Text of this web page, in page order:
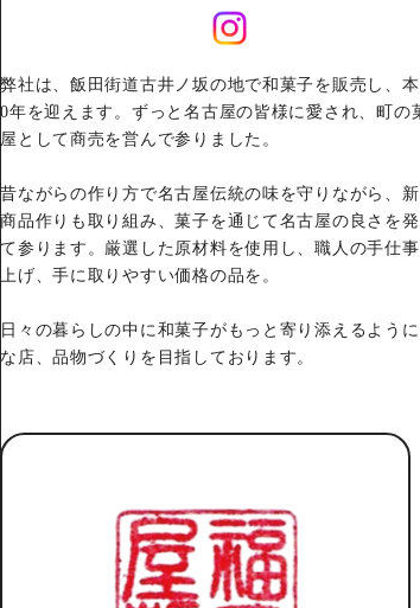
弊社は、飯田街道古井ノ坂の地で和菓子を販売し、
0年を迎えます。ずっと名古屋の皆様に愛され、町の
屋として商売を営んで参りました。
昔ながらの作り方で名古屋伝統の味を守りながら、
商品作りも取り組み、菓子を通じて名古屋の良さを発
て参ります。厳選した原材料を使用し、職人の手仕
上げ、手に取りやすい価格の品を。
日々の暮らしの中に和菓子がもっと寄り添えるよう
な店、品物づくりを目指しております。